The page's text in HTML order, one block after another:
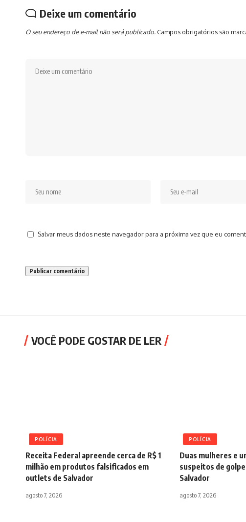
Deixe um comentário
O seu endereço de e-mail não será publicado. Campos obrigatórios são
Salvar meus dados neste navegador para a próxima vez que eu
VOCÊ PODE GOSTAR DE LER
POLÍCIA
Receita Federal apreende cerca de R$ 1
milhão em produtos falsificados em
outlets de Salvador
agosto 7, 2026
POLÍCIA
Duas mulheres e
suspeitos de
Salvador
agosto 7, 2026